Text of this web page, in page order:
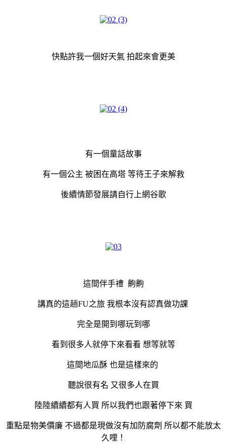
快點許我一個好天氣 拍起來會更美
有一個童話故事
有一個公主 被困在高塔 等待王子來解救
後續情節發展請自行上網谷歌
這間伴手禮 齁齁
講真的這趟FU之旅 我根本沒有認真做功課
完全是開到哪玩到哪
看到很多人就停下來看看 想等就等
這間地瓜酥 也是這樣來的
聽說很有名 又很多人在買
陸陸續續都有人買 所以我們也跟著停下來 買
重點是物美價廉 不過都是現做沒有加防腐劑 所以都不能放太
久哩！